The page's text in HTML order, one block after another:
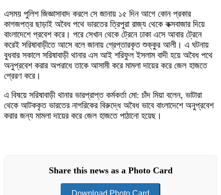
এসময় পুলিশ জিজ্ঞাসাবাদ করলে সে জানায় ১৫ দিন আগে কোন প্রকার
কাগজপত্র ছাড়াই অবৈধ পথে ভারতের ত্রিপুরা রাজ্য থেকে কক্সবাজার দিয়ে
বাংলাদেশে প্রবেশ করে। পরে সেখান থেকে ট্রেনে ঢাকা এসে আবার ট্রেনে
করেই সরিষাবাড়ীতে আসে বলে জানায় গ্রেপ্তারকৃত শুক্কুর আলী। এ ঘটনায়
বুধবার সকালে সরিষাবাড়ী থানার এস আই শরিফুল ইসলাম বাদী হয়ে অবৈধ পথে
অনুপ্রবেশ করার অপরাধে তাকে আসামী করে মামলা দায়ের করে জেল হাজতে
প্রেরণ করে।
এ বিষয়ে সরিষাবাড়ী থানার ভারপ্রাপ্ত কর্মকর্তা মো: চাঁদ মিয়া বলেন, ভাটারা
থেকে আটককৃত ভারতের নাগরিকের বিরুদ্ধে অবৈধ ভাবে বাংলাদেশে অনুপ্রবেশ
করার জন্য মামলা দায়ের করে জেল হাজতে পাঠানো হয়েছ।
Share this news as a Photo Card
Download Photo Card